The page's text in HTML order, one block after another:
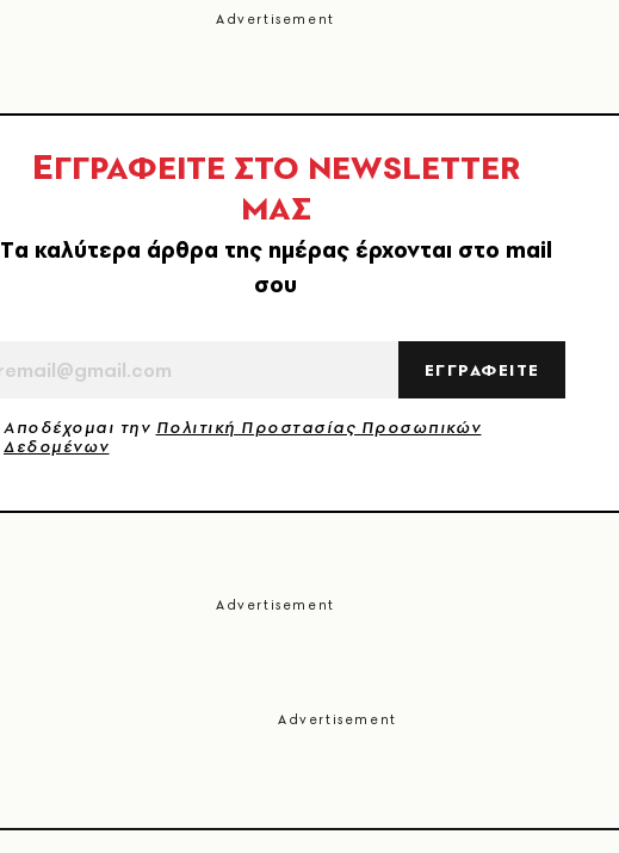
ΕΓΓΡΑΦΕΙΤΕ ΣΤΟ NEWSLETTER
ΜΑΣ
Tα καλύτερα άρθρα της ημέρας έρχονται στο mail
σου
ΕΓΓΡΑΦΕΙΤΕ
Αποδέχομαι την Πολιτική Προστασίας Προσωπικών
Δεδομένων